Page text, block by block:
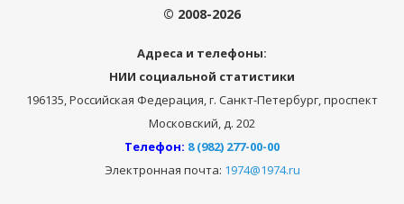
© 2008-2026
Адреса и телефоны:
НИИ социальной статистики
196135, Российская Федерация, г. Санкт-Петербург, проспект
Московский, д. 202
Телефон: 8 (982) 277-00-00
Электронная почта: 1974@1974.ru